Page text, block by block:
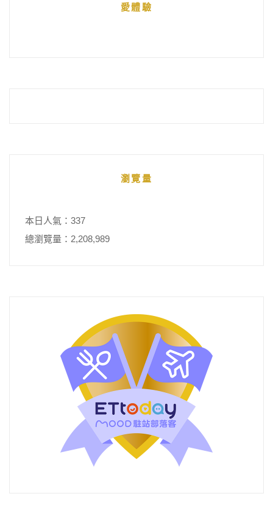
愛體驗
瀏覽量
本日人氣：337
總瀏覽量：2,208,989